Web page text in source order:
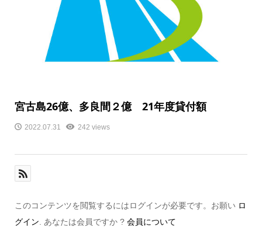
宮古島26億、多良間２億 21年度貸付額
2022.07.31 242 views
このコンテンツを閲覧するにはログインが必要です。お願い ロ
グイン . あなたは会員ですか ? 会員について